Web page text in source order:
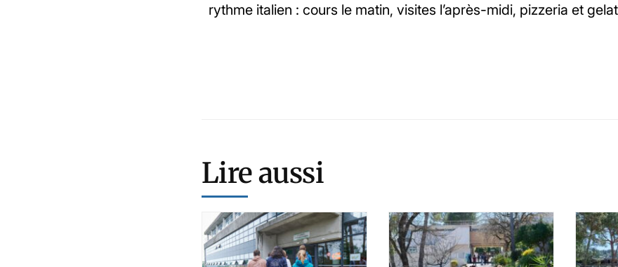
rythme italien : cours le matin, visites l’après-midi, pizzeria et
Lire aussi